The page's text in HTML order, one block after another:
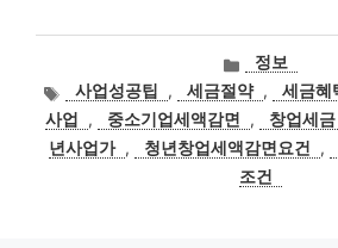
카
테
고
리
정보
태
그
사업성공팁 , 세금절약 , 세금혜
사업
, 중소기업세액감면 , 창업세금
년사업가 , 청년창업세액감면요건 ,
조건